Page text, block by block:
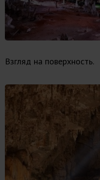
Взгляд на поверхность.